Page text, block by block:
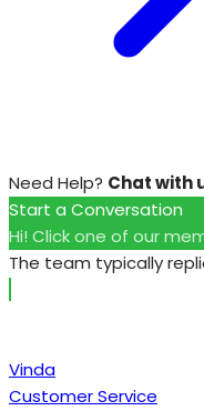
Need Help? Chat with
Start a Conversation
Hi! Click one of our
The team typically
Vinda
Customer Service